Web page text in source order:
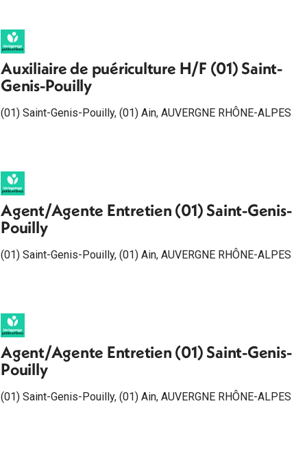
Auxiliaire de puériculture H/F (01) Saint-
Genis-Pouilly
(01) Saint-Genis-Pouilly, (01) Ain, AUVERGNE RHÔNE-ALPES
Agent/Agente Entretien (01) Saint-Genis-
Pouilly
(01) Saint-Genis-Pouilly, (01) Ain, AUVERGNE RHÔNE-ALPES
Agent/Agente Entretien (01) Saint-Genis-
Pouilly
(01) Saint-Genis-Pouilly, (01) Ain, AUVERGNE RHÔNE-ALPES